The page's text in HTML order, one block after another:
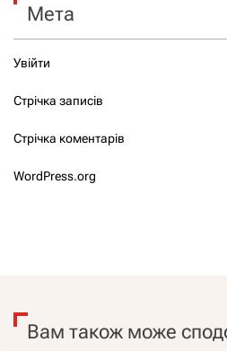
Мета
Увійти
Стрічка записів
Стрічка коментарів
WordPress.org
Вам також може